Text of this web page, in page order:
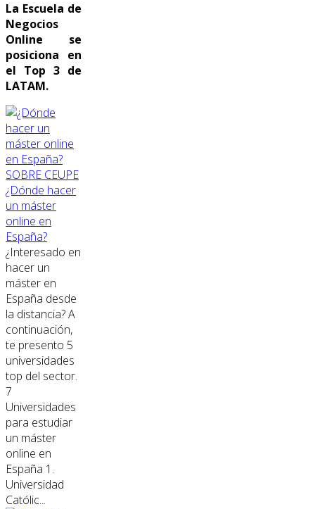
La Escuela de
Negocios
Online se
posiciona en
el Top 3 de
LATAM.
SOBRE CEUPE
¿Dónde hacer
un máster
online en
España?
¿Interesado en
hacer un
máster en
España desde
la distancia? A
continuación,
te presento 5
universidades
top del sector.
7
Universidades
para estudiar
un máster
online en
España 1.
Universidad
Católic...